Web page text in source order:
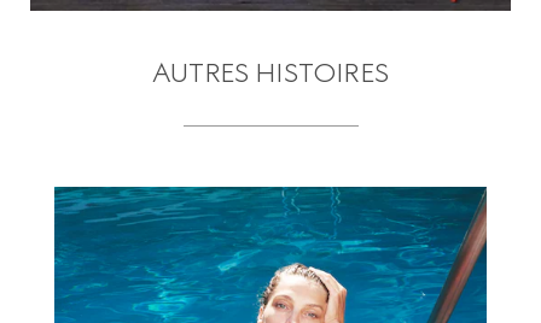
AUTRES HISTOIRES